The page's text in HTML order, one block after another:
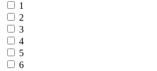
1
2
3
4
5
6